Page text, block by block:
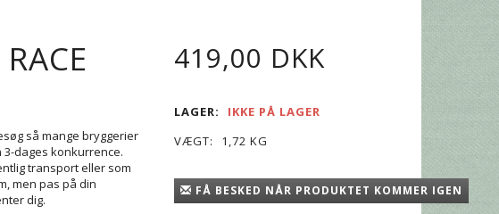
så mange bryggerier
3-dages konkurrence.
transport eller som
men pas på din
dig.
419,00 DKK
LAGER:
IKKE PÅ LAGER
VÆGT:
1,72 KG
FÅ BESKED NÅR PRODUKTET KOMMER IGEN